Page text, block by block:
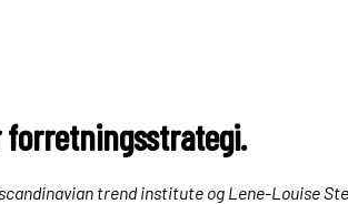
forretningsstrategi.
trend institute og Lene-Louise